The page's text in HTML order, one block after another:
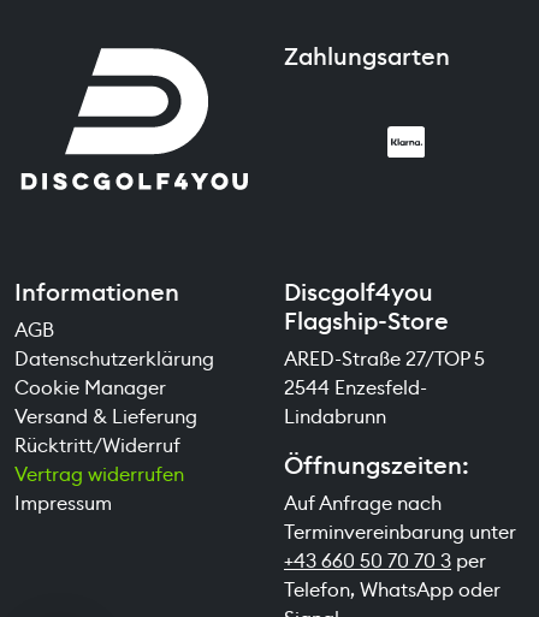
Zahlungsarten
Informationen
AGB
Datenschutzerklärung
Cookie Manager
Versand & Lieferung
Rücktritt/Widerruf
Vertrag widerrufen
Impressum
Discgolf4you
Flagship-Store
ARED-Straße 27/TOP 5
2544 Enzesfeld-
Lindabrunn
Öffnungszeiten:
Auf Anfrage nach
Terminvereinbarung unter
+43 660 50 70 70 3 per
Telefon, WhatsApp oder